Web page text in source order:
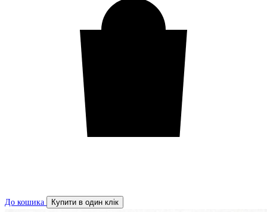
До кошика Купити в один клік